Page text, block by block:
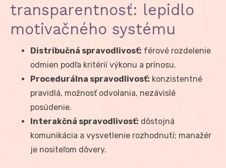
transparentnosť: lepidlo
motivačného systému
Distribučná spravodlivosť: férové rozdelenie
odmien podľa kritérií výkonu a prínosu.
Procedurálna spravodlivosť: konzistentné
pravidlá, možnosť odvolania, nezávislé
posúdenie.
Interakčná spravodlivosť: dôstojná
komunikácia a vysvetlenie rozhodnutí; manažér
je nositeľom dôvery.